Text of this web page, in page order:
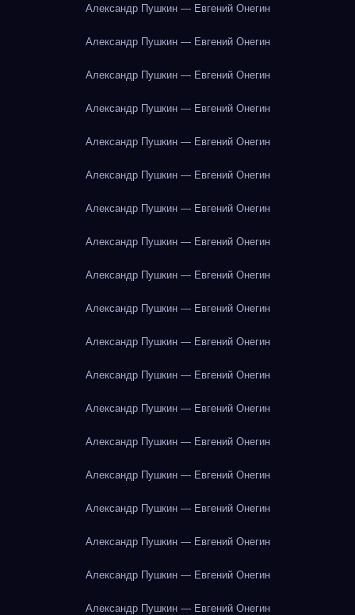
Александр Пушкин — Евгений Онегин
Александр Пушкин — Евгений Онегин
Александр Пушкин — Евгений Онегин
Александр Пушкин — Евгений Онегин
Александр Пушкин — Евгений Онегин
Александр Пушкин — Евгений Онегин
Александр Пушкин — Евгений Онегин
Александр Пушкин — Евгений Онегин
Александр Пушкин — Евгений Онегин
Александр Пушкин — Евгений Онегин
Александр Пушкин — Евгений Онегин
Александр Пушкин — Евгений Онегин
Александр Пушкин — Евгений Онегин
Александр Пушкин — Евгений Онегин
Александр Пушкин — Евгений Онегин
Александр Пушкин — Евгений Онегин
Александр Пушкин — Евгений Онегин
Александр Пушкин — Евгений Онегин
Александр Пушкин — Евгений Онегин